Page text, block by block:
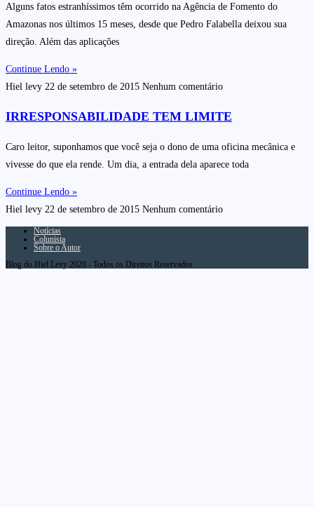
Alguns fatos estranhíssimos têm ocorrido na Agência de Fomento do
Amazonas nos últimos 15 meses, desde que Pedro Falabella deixou sua
direção. Além das aplicações
Continue Lendo »
Hiel levy 22 de setembro de 2015 Nenhum comentário
IRRESPONSABILIDADE TEM LIMITE
Caro leitor, suponhamos que você seja o dono de uma oficina mecânica e
vivesse do que ela rende. Um dia, a entrada dela aparece toda
Continue Lendo »
Hiel levy 22 de setembro de 2015 Nenhum comentário
Notícias
Colunista
Sobre o Autor
Blog do Hiel Levy 2020 - Todos os Direitos Reservados